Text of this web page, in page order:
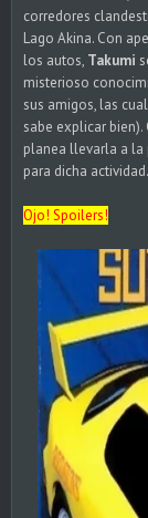
corredores
Lago Akina. Con
los autos, Takumi
misterioso
sus amigos, las
sabe explicar
planea llevarla a la
para dicha actividad.
Ojo! Spoilers!